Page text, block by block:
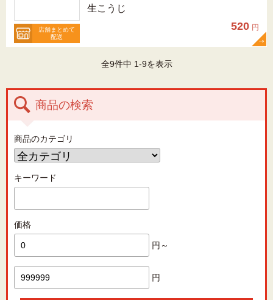
店舗まとめて
配送
生こうじ
520 円
全9件中 1-9を表示
商品の検索
商品のカテゴリ
キーワード
価格
円～
円